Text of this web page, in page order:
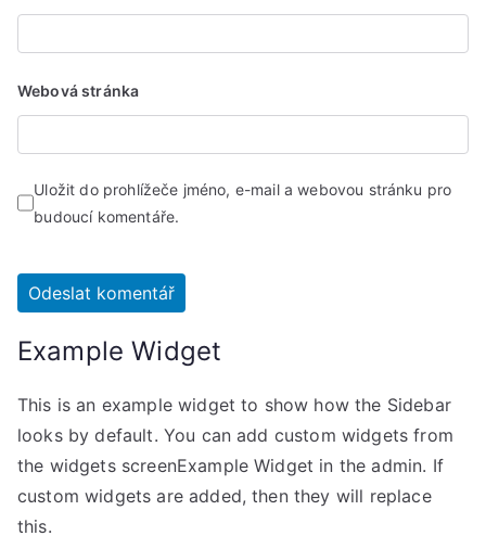
Webová stránka
Uložit do prohlížeče jméno, e-mail a webovou stránku pro
budoucí komentáře.
Example Widget
This is an example widget to show how the Sidebar
looks by default. You can add custom widgets from
the widgets screenExample Widget in the admin. If
custom widgets are added, then they will replace
this.